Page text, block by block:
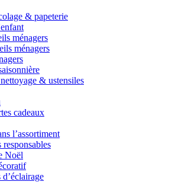
& papeterie
ménagers
ménagers
& ustensiles
cadeaux
l’assortiment
Noël